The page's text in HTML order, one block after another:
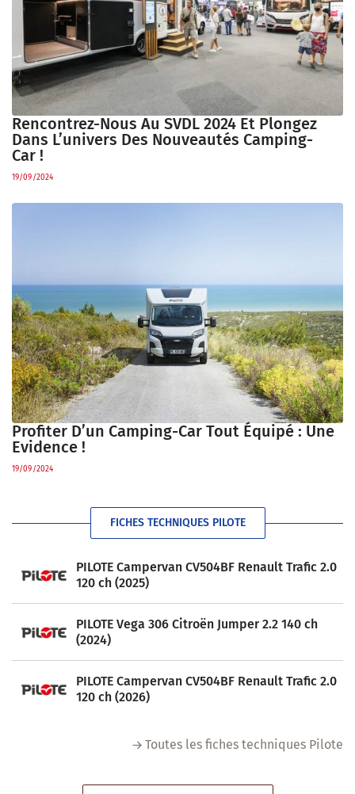
Rencontrez-Nous Au SVDL 2024 Et Plongez
Dans L’univers Des Nouveautés Camping-
Car !
19/09/2024
Profiter D’un Camping-Car Tout Équipé : Une
Evidence !
19/09/2024
FICHES TECHNIQUES PILOTE
PILOTE Campervan CV504BF Renault Trafic 2.0
120 ch (2025)
PILOTE Vega 306 Citroën Jumper 2.2 140 ch
(2024)
PILOTE Campervan CV504BF Renault Trafic 2.0
120 ch (2026)
Toutes les fiches techniques Pilote